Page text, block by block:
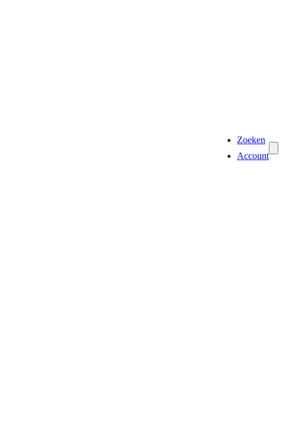
Zoeken
Account